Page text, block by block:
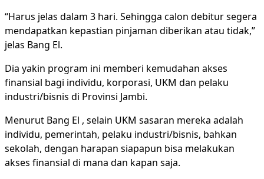
“Harus jelas dalam 3 hari. Sehingga calon debitur segera
mendapatkan kepastian pinjaman diberikan atau tidak,”
jelas Bang El.
Dia yakin program ini memberi kemudahan akses
finansial bagi individu, korporasi, UKM dan pelaku
industri/bisnis di Provinsi Jambi.
Menurut Bang El , selain UKM sasaran mereka adalah
individu, pemerintah, pelaku industri/bisnis, bahkan
sekolah, dengan harapan siapapun bisa melakukan
akses finansial di mana dan kapan saja.